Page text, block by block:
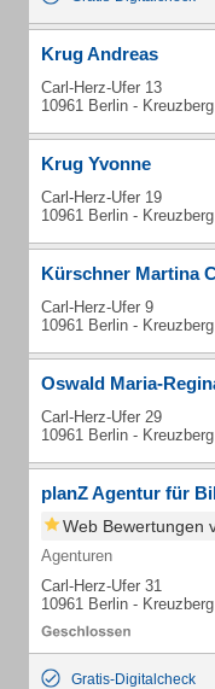
Krug Andreas
Carl-Herz-Ufer 13
10961 Berlin - Kreuzberg
Krug Yvonne
Carl-Herz-Ufer 19
10961 Berlin - Kreuzberg
Kürschner Martina
Carl-Herz-Ufer 9
10961 Berlin - Kreuzberg
Oswald Maria-
Carl-Herz-Ufer 29
10961 Berlin - Kreuzberg
planZ Agentur für
Web Bewertungen
Agenturen
Carl-Herz-Ufer 31
10961 Berlin - Kreuzberg
Gratis-Digitalcheck